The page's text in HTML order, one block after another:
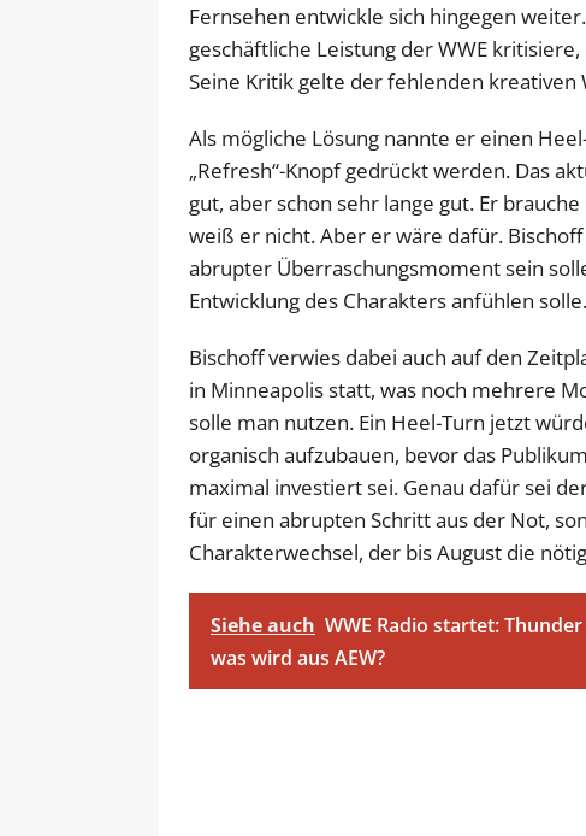
Fernsehen entwickle sich hingegen
geschäftliche Leistung der WWE
Seine Kritik gelte der fehlenden
Als mögliche Lösung nannte er einen
„Refresh“-Knopf gedrückt werden. Das
gut, aber schon sehr lange gut. Er
weiß er nicht. Aber er wäre dafür.
abrupter Überraschungsmoment sein
Entwicklung des Charakters anfühlen solle.
Bischoff verwies dabei auch auf den
in Minneapolis statt, was noch mehrere
solle man nutzen. Ein Heel-Turn jetzt
organisch aufzubauen, bevor das
maximal investiert sei. Genau dafür sei
für einen abrupten Schritt aus der Not,
Charakterwechsel, der bis August die
Siehe auch WWE Radio startet:
was wird aus AEW?